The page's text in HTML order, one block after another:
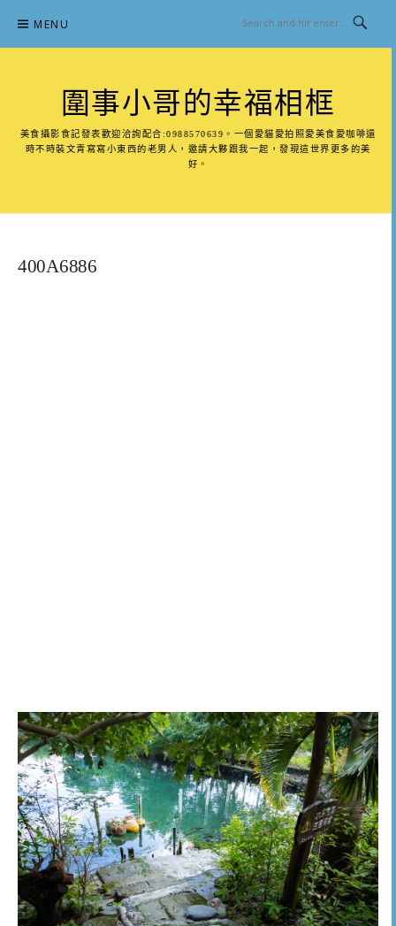
content
MENU
圍事小哥的幸福相框
美食攝影食記發表歡迎洽詢配合:0988570639。一個愛貓愛拍照愛美食愛咖啡還
時不時裝文青寫寫小東西的老男人，邀請大夥跟我一起，發現這世界更多的美
好。
400A6886